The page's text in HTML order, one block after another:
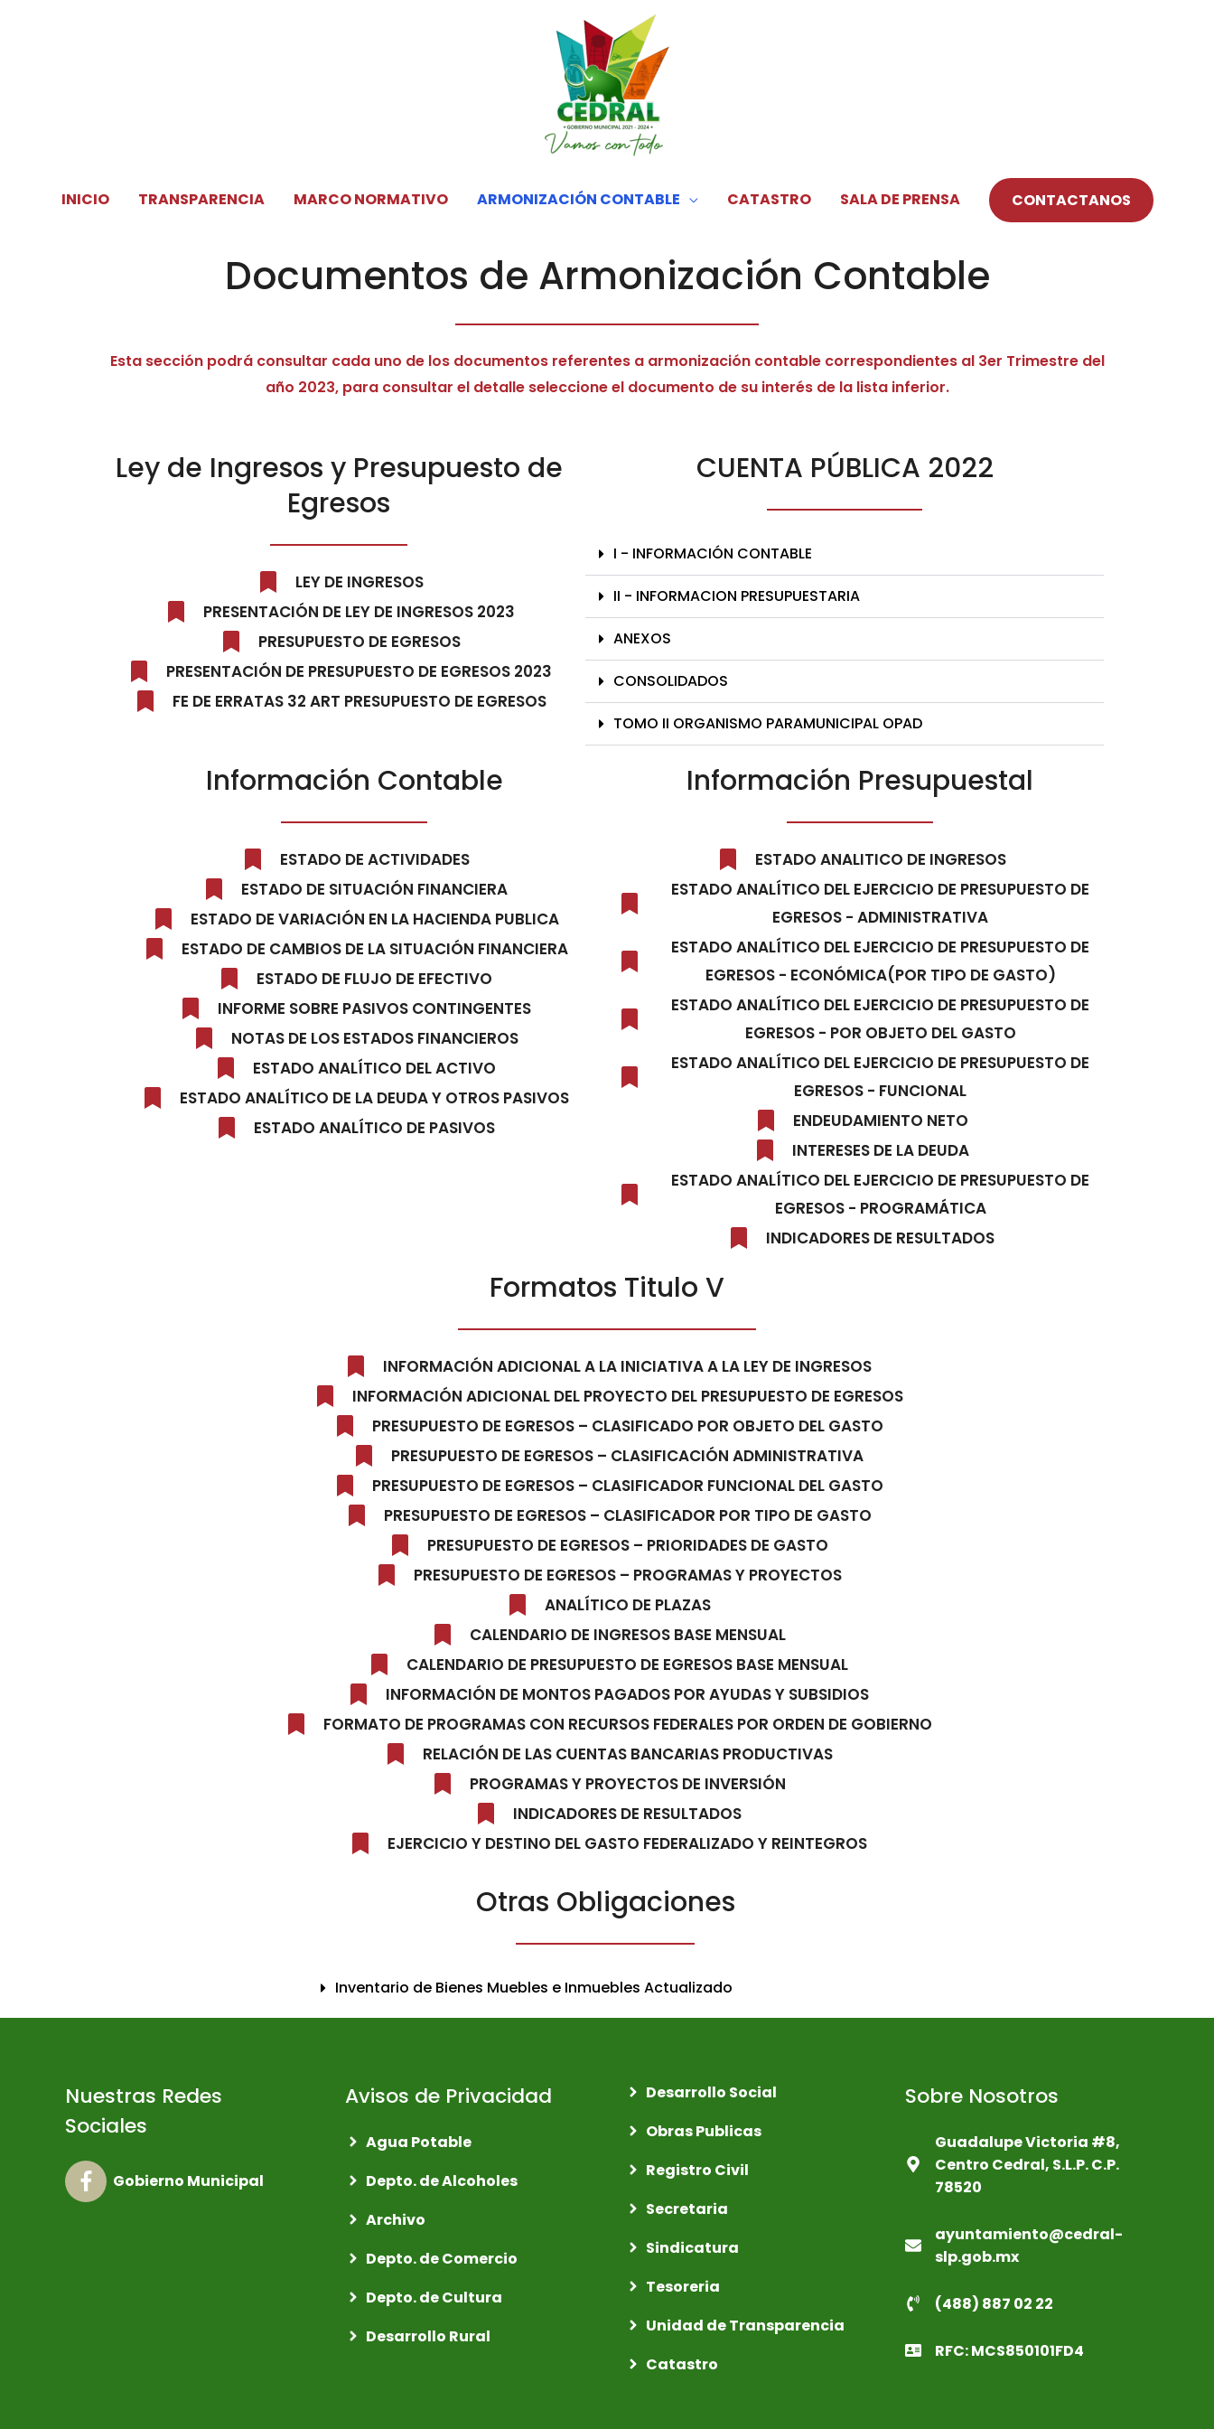
INICIO TRANSPARENCIA MARCO NORMATIVO ARMONIZACIÓN CONTABLE CATASTRO SALA DE PRENSA CONTACTANOS
Documentos de Armonización Contable
Esta sección podrá consultar cada uno de los documentos referentes a armonización contable correspondientes al 3er Trimestre del
año 2023, para consultar el detalle seleccione el documento de su interés de la lista inferior.
Ley de Ingresos y Presupuesto de
Egresos
LEY DE INGRESOS
PRESENTACIÓN DE LEY DE INGRESOS 2023
PRESUPUESTO DE EGRESOS
PRESENTACIÓN DE PRESUPUESTO DE EGRESOS 2023
FE DE ERRATAS 32 ART PRESUPUESTO DE EGRESOS
CUENTA PÚBLICA 2022
I - INFORMACIÓN CONTABLE
II - INFORMACION PRESUPUESTARIA
ANEXOS
CONSOLIDADOS
TOMO II ORGANISMO PARAMUNICIPAL OPAD
Información Contable
ESTADO DE ACTIVIDADES
ESTADO DE SITUACIÓN FINANCIERA
ESTADO DE VARIACIÓN EN LA HACIENDA PUBLICA
ESTADO DE CAMBIOS DE LA SITUACIÓN FINANCIERA
ESTADO DE FLUJO DE EFECTIVO
INFORME SOBRE PASIVOS CONTINGENTES
NOTAS DE LOS ESTADOS FINANCIEROS
ESTADO ANALÍTICO DEL ACTIVO
ESTADO ANALÍTICO DE LA DEUDA Y OTROS PASIVOS
ESTADO ANALÍTICO DE PASIVOS
Información Presupuestal
ESTADO ANALITICO DE INGRESOS
ESTADO ANALÍTICO DEL EJERCICIO DE PRESUPUESTO DE
EGRESOS - ADMINISTRATIVA
ESTADO ANALÍTICO DEL EJERCICIO DE PRESUPUESTO DE
EGRESOS - ECONÓMICA(POR TIPO DE GASTO)
ESTADO ANALÍTICO DEL EJERCICIO DE PRESUPUESTO DE
EGRESOS - POR OBJETO DEL GASTO
ESTADO ANALÍTICO DEL EJERCICIO DE PRESUPUESTO DE
EGRESOS - FUNCIONAL
ENDEUDAMIENTO NETO
INTERESES DE LA DEUDA
ESTADO ANALÍTICO DEL EJERCICIO DE PRESUPUESTO DE
EGRESOS - PROGRAMÁTICA
INDICADORES DE RESULTADOS
Formatos Titulo V
INFORMACIÓN ADICIONAL A LA INICIATIVA A LA LEY DE INGRESOS
INFORMACIÓN ADICIONAL DEL PROYECTO DEL PRESUPUESTO DE EGRESOS
PRESUPUESTO DE EGRESOS – CLASIFICADO POR OBJETO DEL GASTO
PRESUPUESTO DE EGRESOS – CLASIFICACIÓN ADMINISTRATIVA
PRESUPUESTO DE EGRESOS – CLASIFICADOR FUNCIONAL DEL GASTO
PRESUPUESTO DE EGRESOS – CLASIFICADOR POR TIPO DE GASTO
PRESUPUESTO DE EGRESOS – PRIORIDADES DE GASTO
PRESUPUESTO DE EGRESOS – PROGRAMAS Y PROYECTOS
ANALÍTICO DE PLAZAS
CALENDARIO DE INGRESOS BASE MENSUAL
CALENDARIO DE PRESUPUESTO DE EGRESOS BASE MENSUAL
INFORMACIÓN DE MONTOS PAGADOS POR AYUDAS Y SUBSIDIOS
FORMATO DE PROGRAMAS CON RECURSOS FEDERALES POR ORDEN DE GOBIERNO
RELACIÓN DE LAS CUENTAS BANCARIAS PRODUCTIVAS
PROGRAMAS Y PROYECTOS DE INVERSIÓN
INDICADORES DE RESULTADOS
EJERCICIO Y DESTINO DEL GASTO FEDERALIZADO Y REINTEGROS
Otras Obligaciones
Inventario de Bienes Muebles e Inmuebles Actualizado
Nuestras Redes
Sociales
Gobierno Municipal
Avisos de Privacidad
Agua Potable
Depto. de Alcoholes
Archivo
Depto. de Comercio
Depto. de Cultura
Desarrollo Rural
Desarrollo Social
Obras Publicas
Registro Civil
Secretaria
Sindicatura
Tesoreria
Unidad de Transparencia
Catastro
Sobre Nosotros
Guadalupe Victoria #8,
Centro Cedral, S.L.P. C.P.
78520
ayuntamiento@cedral-
slp.gob.mx
(488) 887 02 22
RFC: MCS850101FD4